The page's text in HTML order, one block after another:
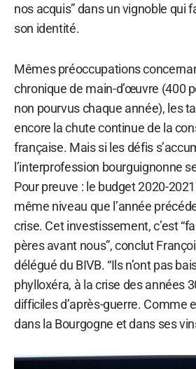
nos acquis” dans un vignoble qui
son identité.
Mêmes préoccupations
chronique de main-d’œuvre (400
non pourvus chaque année), les
encore la chute continue de la
française. Mais si les défis
l’interprofession bourguignonne
Pour preuve : le budget 2020-
même niveau que l’année
crise. Cet investissement, c’est
pères avant nous”, conclut
délégué du BIVB. “Ils n’ont pas
phylloxéra, à la crise des années
difficiles d’après-guerre. Comme
dans la Bourgogne et dans ses